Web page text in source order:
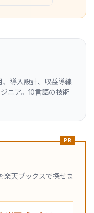
導入設計、収益導線
ニア。10言語の技術
PR
楽天ブックスで探せま